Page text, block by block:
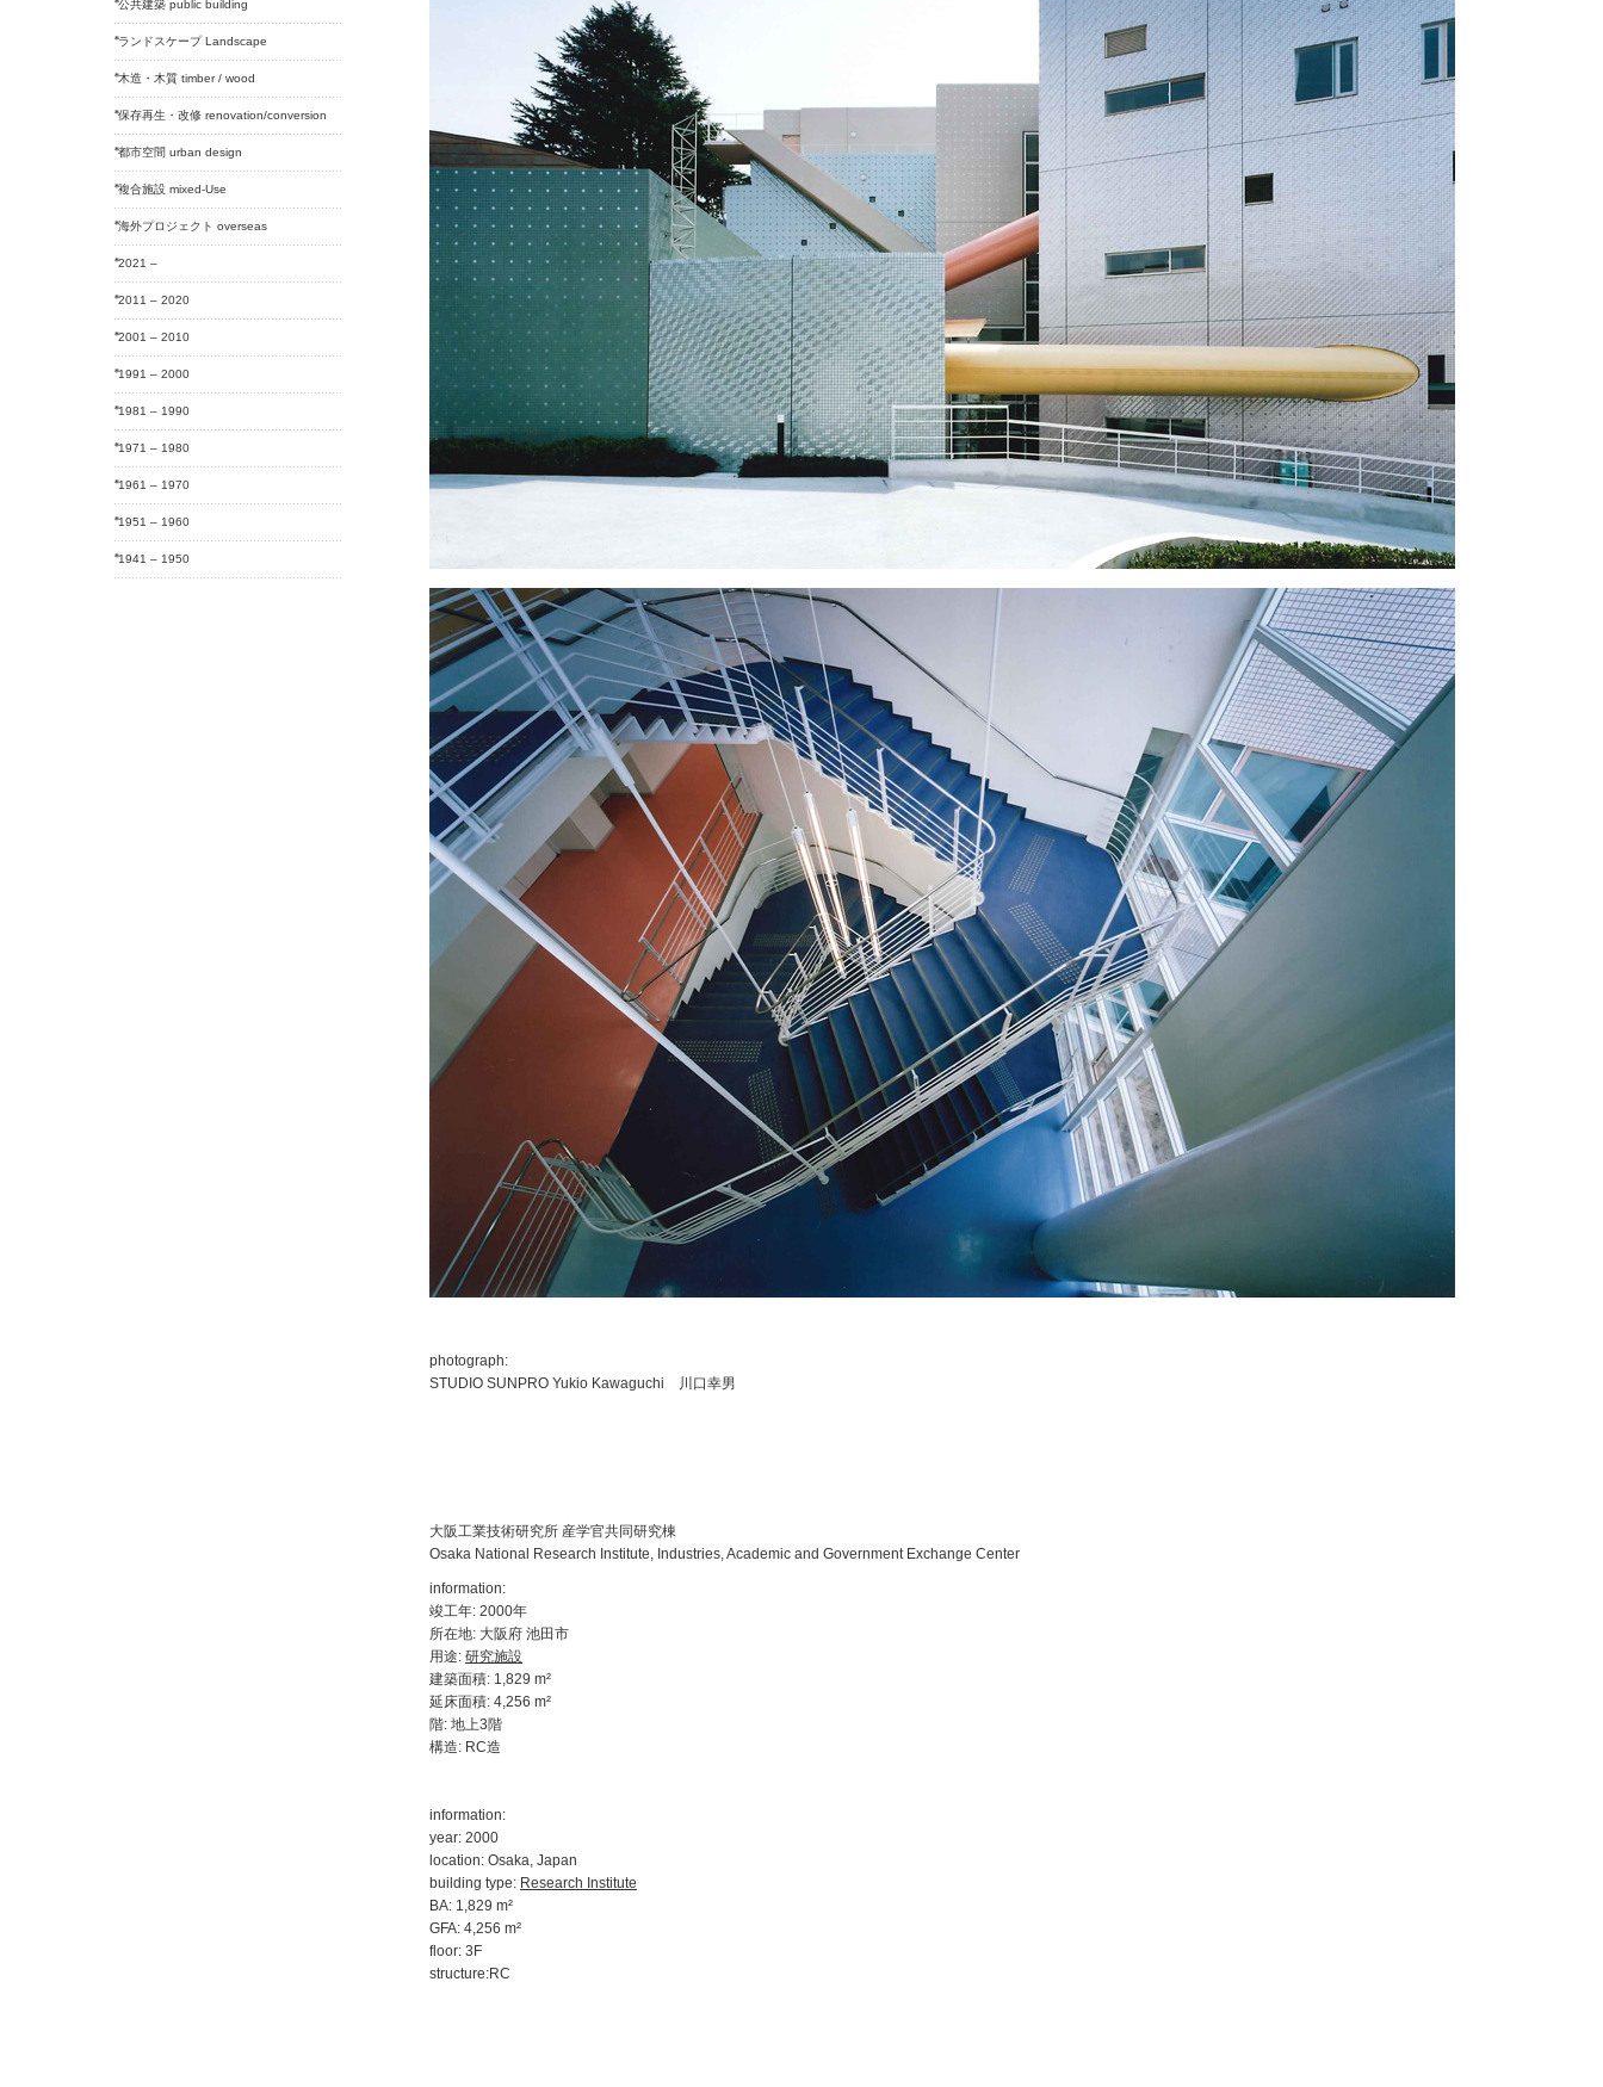
公共建築 public building
ランドスケープ Landscape
木造・木質 timber / wood
保存再生・改修 renovation/conversion
都市空間 urban design
複合施設 mixed-Use
海外プロジェクト overseas
2021 –
2011 – 2020
2001 – 2010
1991 – 2000
1981 – 1990
1971 – 1980
1961 – 1970
1951 – 1960
1941 – 1950
photograph:
STUDIO SUNPRO Yukio Kawaguchi 川口幸男
大阪工業技術研究所 産学官共同研究棟
Osaka National Research Institute, Industries, Academic and Government Exchange Center
information:
竣工年: 2000年
所在地: 大阪府 池田市
用途: 研究施設
建築面積: 1,829 m²
延床面積: 4,256 m²
階: 地上3階
構造: RC造
information:
year: 2000
location: Osaka, Japan
building type: Research Institute
BA: 1,829 m²
GFA: 4,256 m²
floor: 3F
structure:RC